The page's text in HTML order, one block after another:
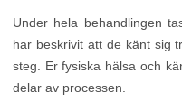
Under hela behandlingen
har beskrivit att de känt sig
steg. Er fysiska hälsa och
delar av processen.